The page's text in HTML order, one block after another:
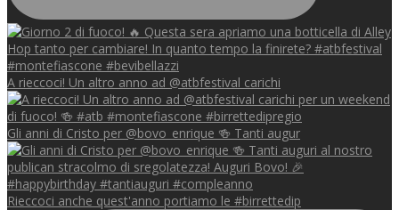
A rieccoci! Un altro anno ad @atbfestival carichi
Gli anni di Cristo per @bovo_enrique 🍻 Tanti augur
Rieccoci anche quest'anno portiamo le #birrettedip